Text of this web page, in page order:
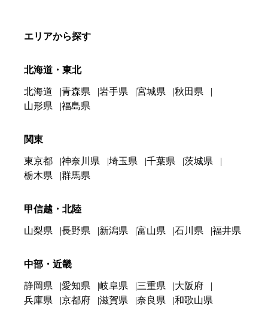
エリアから探す
北海道・東北
北海道 青森県 岩手県 宮城県
秋田県
山形県
福島県
関東
東京都 神奈川県 埼玉県 千葉県
茨城県
栃木県
群馬県
甲信越・北陸
山梨県 長野県 新潟県 富山県 石川県 福井県
中部・近畿
静岡県 愛知県 岐阜県 三重県
大阪府
兵庫県
京都府 滋賀県 奈良県 和歌山県